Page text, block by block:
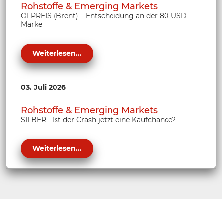
Rohstoffe & Emerging Markets
ÖLPREIS (Brent) – Entscheidung an der 80-USD-
Marke
Weiterlesen...
03. Juli 2026
Rohstoffe & Emerging Markets
SILBER - Ist der Crash jetzt eine Kaufchance?
Weiterlesen...